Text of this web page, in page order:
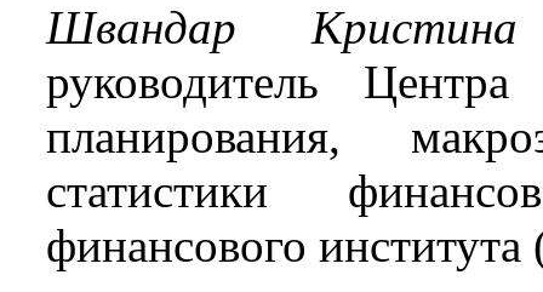
Швандар Кристина
руководитель Центра
планирования,
статистики
финансового